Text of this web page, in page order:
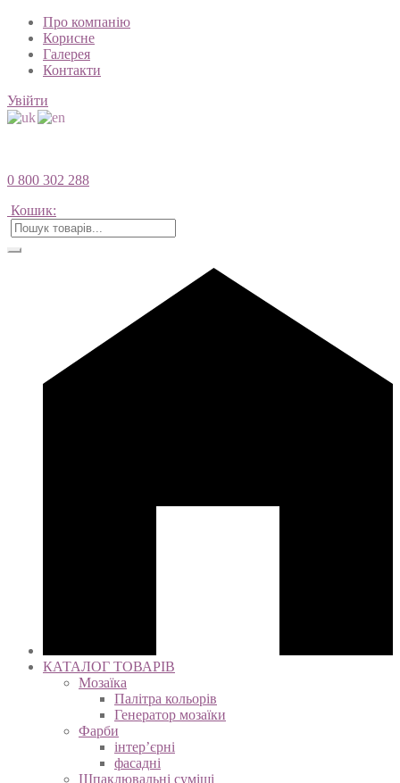
Про компанію
Корисне
Галерея
Контакти
Увійти
0 800 302 288
Кошик:
КАТАЛОГ ТОВАРІВ
Мозаїка
Палітра кольорів
Генератор мозаїки
Фарби
інтер’єрні
фасадні
Шпаклювальні суміші